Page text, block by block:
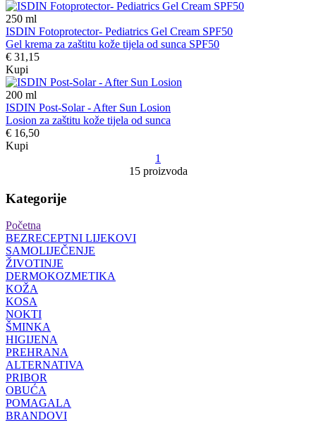
250 ml
ISDIN Fotoprotector- Pediatrics Gel Cream SPF50
Gel krema za zaštitu kože tijela od sunca SPF50
€ 31,15
Kupi
200 ml
ISDIN Post-Solar - After Sun Losion
Losion za zaštitu kože tijela od sunca
€ 16,50
Kupi
1
15 proizvoda
Kategorije
Početna
BEZRECEPTNI LIJEKOVI
SAMOLIJEČENJE
ŽIVOTINJE
DERMOKOZMETIKA
KOŽA
KOSA
NOKTI
ŠMINKA
HIGIJENA
PREHRANA
ALTERNATIVA
PRIBOR
OBUĆA
POMAGALA
BRANDOVI